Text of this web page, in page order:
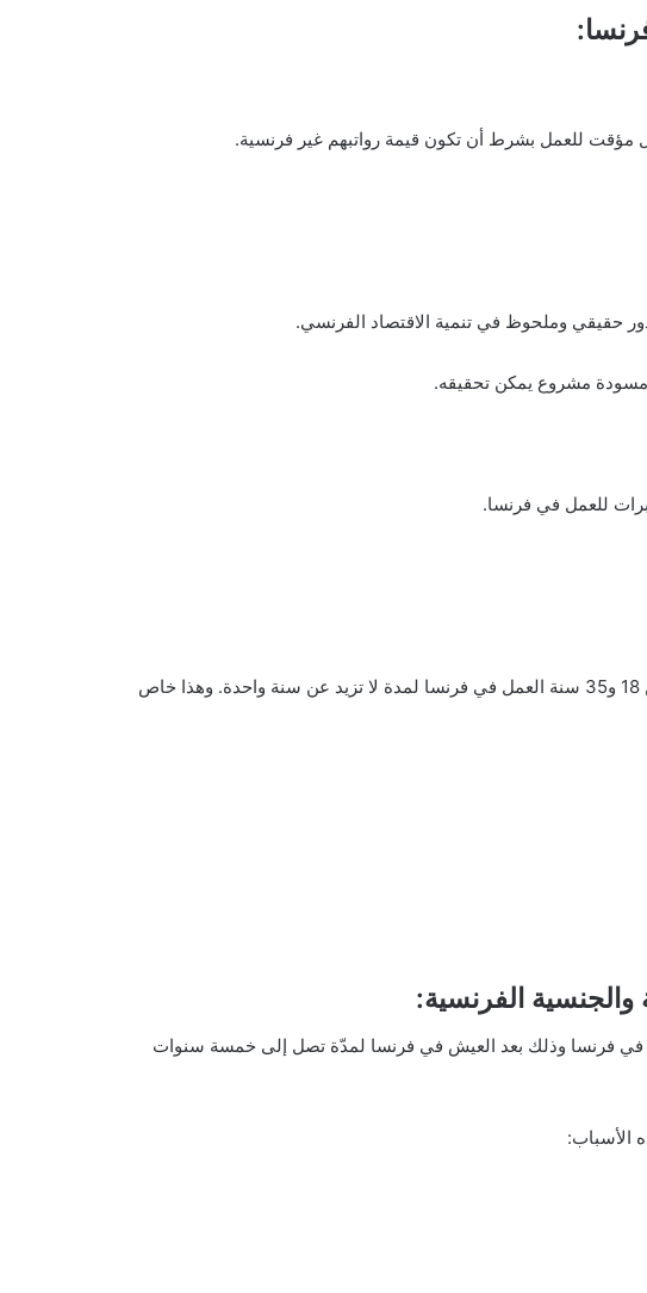
للعمل بشرط أن تكون قيمة رواتبهم غير فرنسية.
حقيقي وملحوظ في تنمية الاقتصاد الفرنسي.
مشروع يمكن تحقيقه.
للعمل في فرنسا.
حيث يمكن للاشخاص الذين تتراوح أعمارهم بين 18 و35 سنة العمل في فرنسا لمدة لا تزيد عن سنة واحدة. وهذا خاص
الفرنسية:
فرنسا وذلك بعد العيش في فرنسا لمدّة تصل إلى خمسة سنوات
الأسباب: